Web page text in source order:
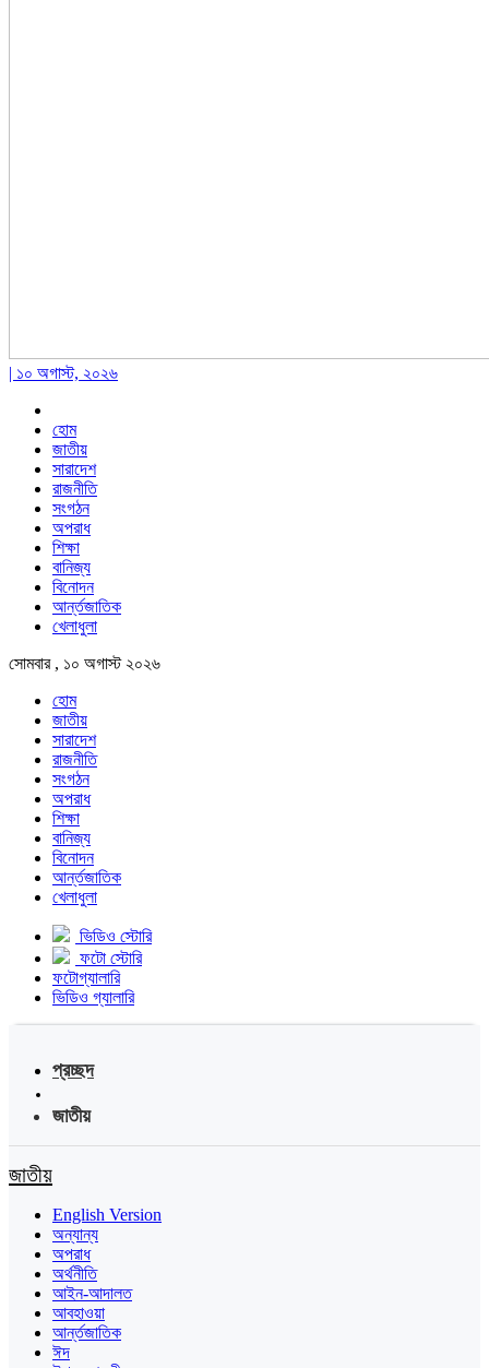
| ১০ অগাস্ট, ২০২৬
হোম
জাতীয়
সারাদেশ
রাজনীতি
সংগঠন
অপরাধ
শিক্ষা
বানিজ্য
বিনোদন
আর্ন্তজাতিক
খেলাধুলা
সোমবার , ১০ অগাস্ট ২০২৬
হোম
জাতীয়
সারাদেশ
রাজনীতি
সংগঠন
অপরাধ
শিক্ষা
বানিজ্য
বিনোদন
আর্ন্তজাতিক
খেলাধুলা
ভিডিও স্টোরি
ফটো স্টোরি
ফটোগ্যালারি
ভিডিও গ্যালারি
প্রচ্ছদ
জাতীয়
জাতীয়
English Version
অন্যান্য
অপরাধ
অর্থনীতি
আইন-আদালত
আবহাওয়া
আর্ন্তজাতিক
ঈদ